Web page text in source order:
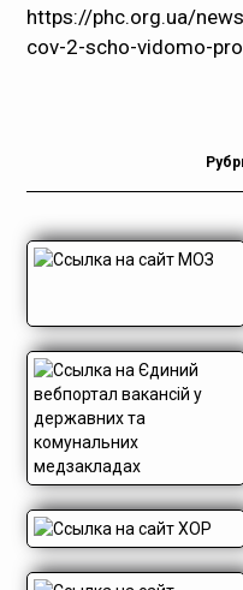
https://phc.org.ua/
cov-2-scho-vidomo-